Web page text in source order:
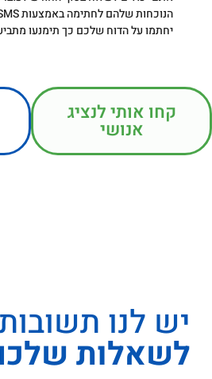
יחתמו על הדוח שלכם כך תימנעו
קחו אותי לנציג
אנושי
יש לנו
לשאלות